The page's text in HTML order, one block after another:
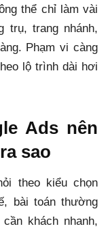
thể chỉ làm vài
trụ, trang nhánh,
Phạm vi càng
lộ trình dài hơi
Ads nên
sao
theo kiểu chọn
bài toán thường
khách nhanh,